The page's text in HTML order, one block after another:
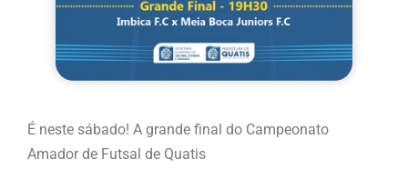
É neste sábado! A grande final do Campeonato
Amador de Futsal de Quatis